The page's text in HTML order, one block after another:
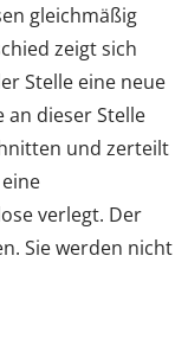
gleichmäßig
zeigt sich
Stelle eine neue
dieser Stelle
und zerteilt
verlegt. Der
Sie werden nicht